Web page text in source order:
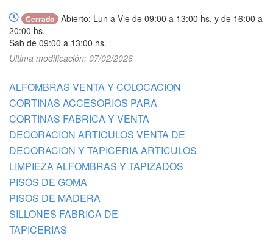
Cerrado
Abierto: Lun a Vie de 09:00 a 13:00 hs. y de 16:00 a
20:00 hs.
Sab de 09:00 a 13:00 hs.
Ultima modificación: 07/02/2026
ALFOMBRAS VENTA Y COLOCACION
CORTINAS ACCESORIOS PARA
CORTINAS FABRICA Y VENTA
DECORACION ARTICULOS VENTA DE
DECORACION Y TAPICERIA ARTICULOS
LIMPIEZA ALFOMBRAS Y TAPIZADOS
PISOS DE GOMA
PISOS DE MADERA
SILLONES FABRICA DE
TAPICERIAS